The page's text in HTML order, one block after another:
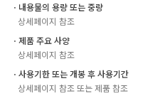
ㆍ내용물의 용량 또는 중량
상세페이지 참조
ㆍ제품 주요 사양
상세페이지 참조
ㆍ사용기한 또는 개봉 후 사용기간
상세페이지 참조 또는 제품 참조